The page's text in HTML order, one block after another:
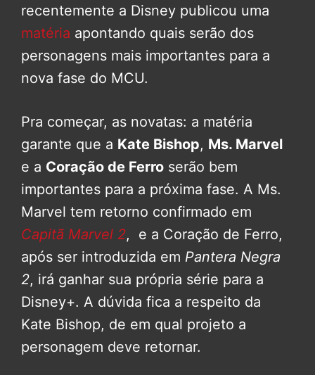
recentemente a Disney publicou uma
matéria apontando quais serão dos
personagens mais importantes para a
nova fase do MCU.
Pra começar, as novatas: a matéria
garante que a Kate Bishop, Ms. Marvel
e a Coração de Ferro serão bem
importantes para a próxima fase. A Ms.
Marvel tem retorno confirmado em
Capitã Marvel 2, e a Coração de Ferro,
após ser introduzida em Pantera Negra
2, irá ganhar sua própria série para a
Disney+. A dúvida fica a respeito da
Kate Bishop, de em qual projeto a
personagem deve retornar.